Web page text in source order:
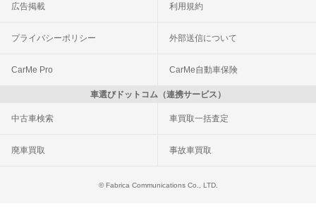
広告掲載 利用規約
プライバシーポリシー 外部送信について
CarMe Pro CarMe自動車保険
車選びドットコム（連携サービス）
中古車検索 車買取一括査定
廃車買取 事故車買取
© Fabrica Communications Co., LTD.